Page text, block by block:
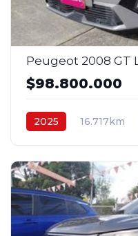
$98.800.000
2025 16.717km